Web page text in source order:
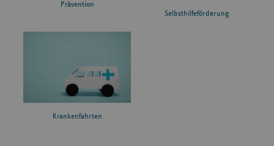
Prävention
Selbsthilfeförderung
Krankenfahrten